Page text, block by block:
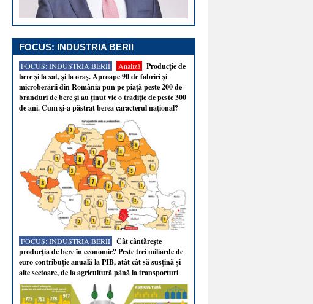
FOCUS: INDUSTRIA BERII
FOCUS: INDUSTRIA BERII Analiză
Producţie de
bere şi la sat, şi la oraş. Aproape 90 de fabrici şi
microberării din România pun pe piaţă peste 200 de
branduri de bere şi au ţinut vie o tradiţie de peste 300
de ani. Cum şi-a păstrat berea caracterul naţional?
FOCUS: INDUSTRIA BERII
Cât cântăreşte
producţia de bere în economie? Peste trei miliarde de
euro contribuţie anuală la PIB, atât cât să susţină şi
alte sectoare, de la agricultură până la transporturi